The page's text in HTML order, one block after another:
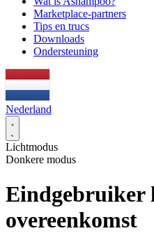
Marketplace-partners
Tips en trucs
Downloads
Ondersteuning
Nederland
Lichtmodus
Donkere modus
Eindgebruiker
overeenkomst